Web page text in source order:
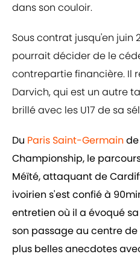
dans son couloir.
Sous contrat jusqu'en juin
pourrait décider de le
contrepartie financière. Il
Darvich, qui est un autre
brillé avec les U17 de sa
Du Paris Saint-Germain de
Championship, le
Méïté, attaquant de
ivoirien s'est confié à
entretien où il a évoqué
son passage au centre de
plus belles anecdotes